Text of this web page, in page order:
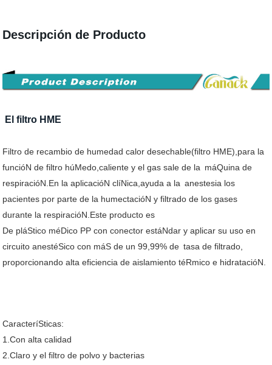
Descripción de Producto
El filtro HME
Filtro de recambio de humedad calor desechable(filtro HME),para la
funcióN de filtro húMedo,caliente y el gas sale de la máQuina de
respiracióN.En la aplicacióN clíNica,ayuda a la anestesia los
pacientes por parte de la humectacióN y filtrado de los gases
durante la respiracióN.Este producto es
De pláStico méDico PP con conector estáNdar y aplicar su uso en
circuito anestéSico con máS de un 99,99% de tasa de filtrado,
proporcionando alta eficiencia de aislamiento téRmico e hidratacióN.
CaracteríSticas:
1.Con alta calidad
2.Claro y el filtro de polvo y bacterias